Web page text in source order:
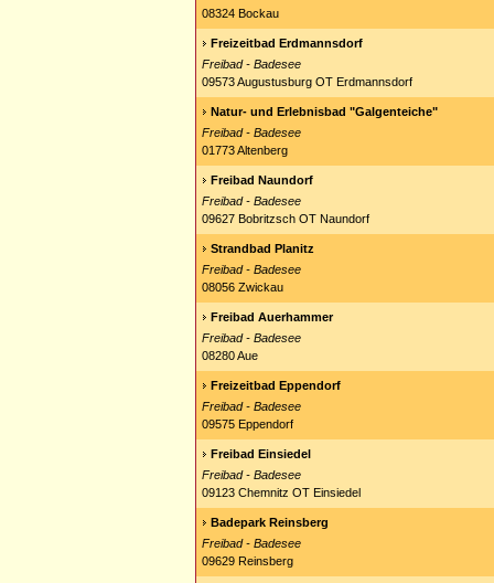
08324 Bockau
Freizeitbad Erdmannsdorf
Freibad - Badesee
09573 Augustusburg OT Erdmannsdorf
Natur- und Erlebnisbad "Galgenteiche"
Freibad - Badesee
01773 Altenberg
Freibad Naundorf
Freibad - Badesee
09627 Bobritzsch OT Naundorf
Strandbad Planitz
Freibad - Badesee
08056 Zwickau
Freibad Auerhammer
Freibad - Badesee
08280 Aue
Freizeitbad Eppendorf
Freibad - Badesee
09575 Eppendorf
Freibad Einsiedel
Freibad - Badesee
09123 Chemnitz OT Einsiedel
Badepark Reinsberg
Freibad - Badesee
09629 Reinsberg